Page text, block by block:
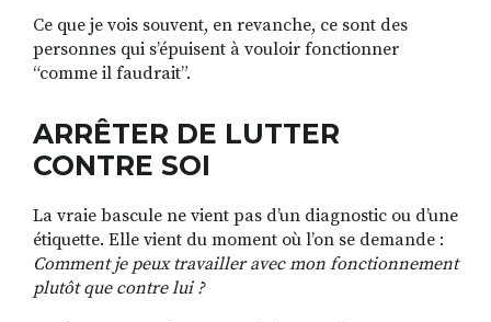
Ce que je vois souvent, en revanche, ce sont des
personnes qui s’épuisent à vouloir fonctionner
“comme il faudrait”.
ARRÊTER DE LUTTER
CONTRE SOI
La vraie bascule ne vient pas d’un diagnostic ou d’une
étiquette. Elle vient du moment où l’on se demande :
Comment je peux travailler avec mon fonctionnement
plutôt que contre lui ?